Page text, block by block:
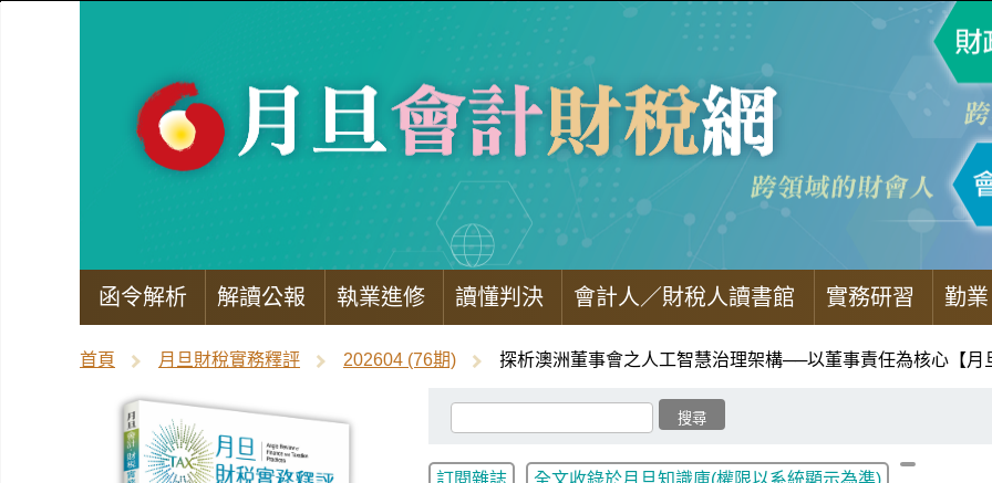
函令解析 解讀公報 執業進修 讀懂判決 會計人／財稅人讀書館 實務研習 勤
首頁 月旦財稅實務釋評 202604 (76期) 探析澳洲董事會之人工智慧治理架構──以董事責任為核心【月